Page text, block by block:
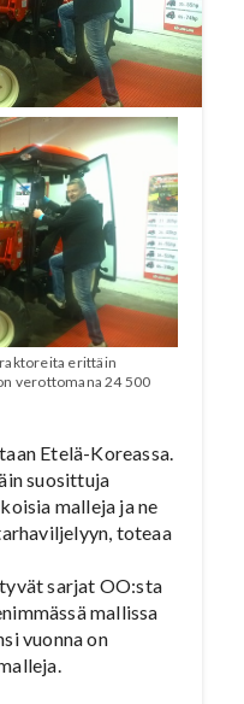
Nyt
traktoreiden
erittäin
verottomana 24 500
Etelä-Koreassa.
suosittuja
malleja ja ne
toteaa
sarjat OO:sta
mallissa
vuonna on